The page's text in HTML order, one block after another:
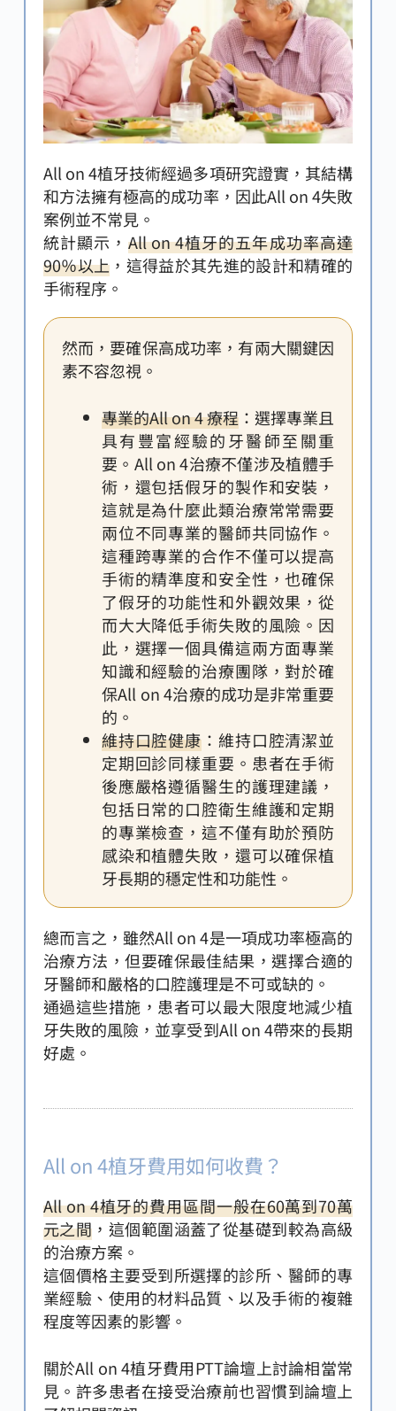
All on 4植牙技術經過多項研究證實，其結構
和方法擁有極高的成功率，因此All on 4失敗
案例並不常見。
統計顯示， All on 4植牙的五年成功率高達
90％以上 ，這得益於其先進的設計和精確的
手術程序。
然而，要確保高成功率，有兩大關鍵因
素不容忽視。
專業的All on 4 療程 ：選擇專業且
具有豐富經驗的牙醫師至關重
要。All on 4治療不僅涉及植體手
術，還包括假牙的製作和安裝，
這就是為什麼此類治療常常需要
兩位不同專業的醫師共同協作。
這種跨專業的合作不僅可以提高
手術的精準度和安全性，也確保
了假牙的功能性和外觀效果，從
而大大降低手術失敗的風險。因
此，選擇一個具備這兩方面專業
知識和經驗的治療團隊，對於確
保All on 4治療的成功是非常重要
的。
維持口腔健康 ：維持口腔清潔並
定期回診同樣重要。患者在手術
後應嚴格遵循醫生的護理建議，
包括日常的口腔衛生維護和定期
的專業檢查，這不僅有助於預防
感染和植體失敗，還可以確保植
牙長期的穩定性和功能性。
總而言之，雖然All on 4是一項成功率極高的
治療方法，但要確保最佳結果，選擇合適的
牙醫師和嚴格的口腔護理是不可或缺的。
通過這些措施，患者可以最大限度地減少植
牙失敗的風險，並享受到All on 4帶來的長期
好處。
All on 4植牙費用如何收費？
All on 4植牙的費用區間一般在60萬到70萬
元之間 ，這個範圍涵蓋了從基礎到較為高級
的治療方案。
這個價格主要受到所選擇的診所、醫師的專
業經驗、使用的材料品質、以及手術的複雜
程度等因素的影響。
關於All on 4植牙費用PTT論壇上討論相當常
見。許多患者在接受治療前也習慣到論壇上